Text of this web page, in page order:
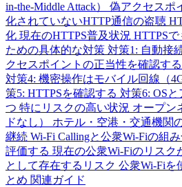
in-the-Middle Attack） 偽アクセスポ
化されていないHTTP通信の盗聴
化 現在のHTTPS普及状況 HTTPS
ための具体的な対策 対策1: 自動接
クセスポイントの正当性を確認する
対策4: 機密操作はモバイル回線（
策5: HTTPSを確認する 対策6: OS
つ 特にリスクの高い状況 オープン
ドなし） ホテル・空港・交通機関
継続 Wi-Fi Callingと公衆Wi-Fiの組
評価する 現在の公衆Wi-Fiのリスク
として存在するリスク 公衆Wi-Fiを
とめ 関連ガイド